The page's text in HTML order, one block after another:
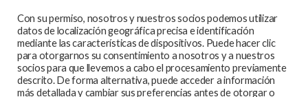
Observatorio
Aviso legal
Política de privacidad
Política de cookies
Con su permiso, nosotros y nuestros socios podemos utilizar
datos de localización geográfica precisa e identificación
mediante las características de dispositivos. Puede hacer clic
para otorgarnos su consentimiento a nosotros y a nuestros
socios para que llevemos a cabo el procesamiento previamente
descrito. De forma alternativa, puede acceder a información
más detallada y cambiar sus preferencias antes de otorgar o